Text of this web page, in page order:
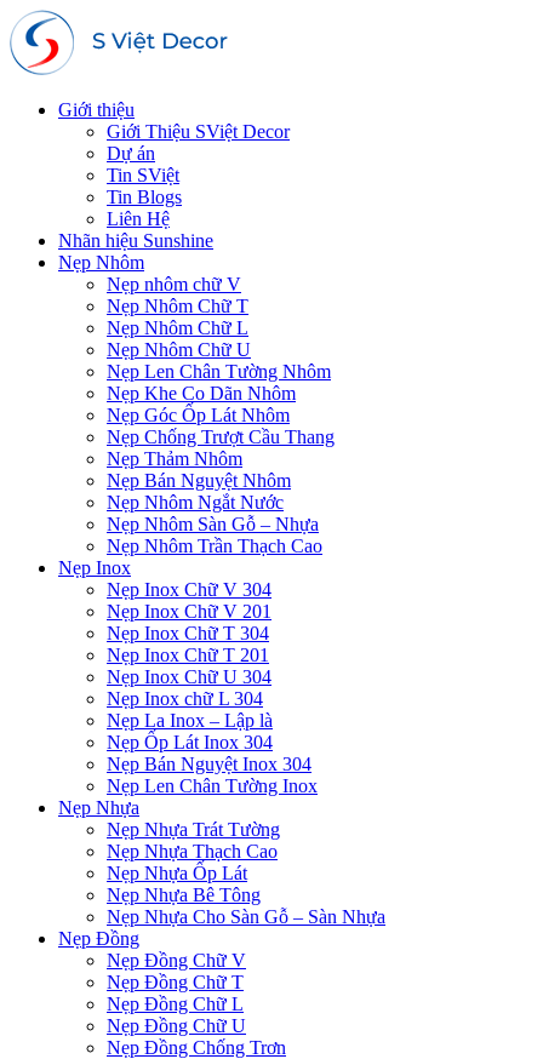
Giới thiệu
Giới Thiệu SViệt Decor
Dự án
Tin SViệt
Tin Blogs
Liên Hệ
Nhãn hiệu Sunshine
Nẹp Nhôm
Nẹp nhôm chữ V
Nẹp Nhôm Chữ T
Nẹp Nhôm Chữ L
Nẹp Nhôm Chữ U
Nẹp Len Chân Tường Nhôm
Nẹp Khe Co Dãn Nhôm
Nẹp Góc Ốp Lát Nhôm
Nẹp Chống Trượt Cầu Thang
Nẹp Thảm Nhôm
Nẹp Bán Nguyệt Nhôm
Nẹp Nhôm Ngắt Nước
Nẹp Nhôm Sàn Gỗ – Nhựa
Nẹp Nhôm Trần Thạch Cao
Nẹp Inox
Nẹp Inox Chữ V 304
Nẹp Inox Chữ V 201
Nẹp Inox Chữ T 304
Nẹp Inox Chữ T 201
Nẹp Inox Chữ U 304
Nẹp Inox chữ L 304
Nẹp La Inox – Lập là
Nẹp Ốp Lát Inox 304
Nẹp Bán Nguyệt Inox 304
Nẹp Len Chân Tường Inox
Nẹp Nhựa
Nẹp Nhựa Trát Tường
Nẹp Nhựa Thạch Cao
Nẹp Nhựa Ốp Lát
Nẹp Nhựa Bê Tông
Nẹp Nhựa Cho Sàn Gỗ – Sàn Nhựa
Nẹp Đồng
Nẹp Đồng Chữ V
Nẹp Đồng Chữ T
Nẹp Đồng Chữ L
Nẹp Đồng Chữ U
Nẹp Đồng Chống Trơn